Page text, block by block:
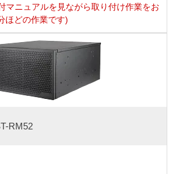
マニュアルを見ながら取り付け作業をお
ほどの作業です)
RM52